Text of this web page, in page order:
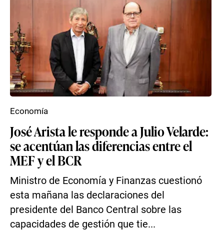
José Arista le responde a Julio Velarde:
se acentúan las diferencias entre el
MEF y el BCR
Ministro de Economía y Finanzas cuestionó
esta mañana las declaraciones del
presidente del Banco Central sobre las
capacidades de gestión que tie...
Economía